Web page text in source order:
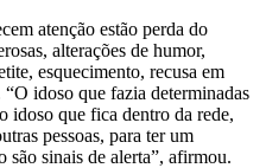
atenção estão perda do
alterações de humor,
esquecimento, recusa em
idoso que fazia determinadas
idoso que fica dentro da rede,
pessoas, para ter um
são sinais de alerta”, afirmou.